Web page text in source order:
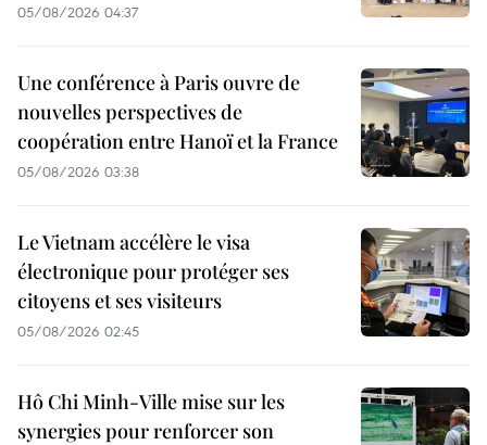
05/08/2026 04:37
Une conférence à Paris ouvre de
nouvelles perspectives de
coopération entre Hanoï et la France
05/08/2026 03:38
Le Vietnam accélère le visa
électronique pour protéger ses
citoyens et ses visiteurs
05/08/2026 02:45
Hô Chi Minh-Ville mise sur les
synergies pour renforcer son